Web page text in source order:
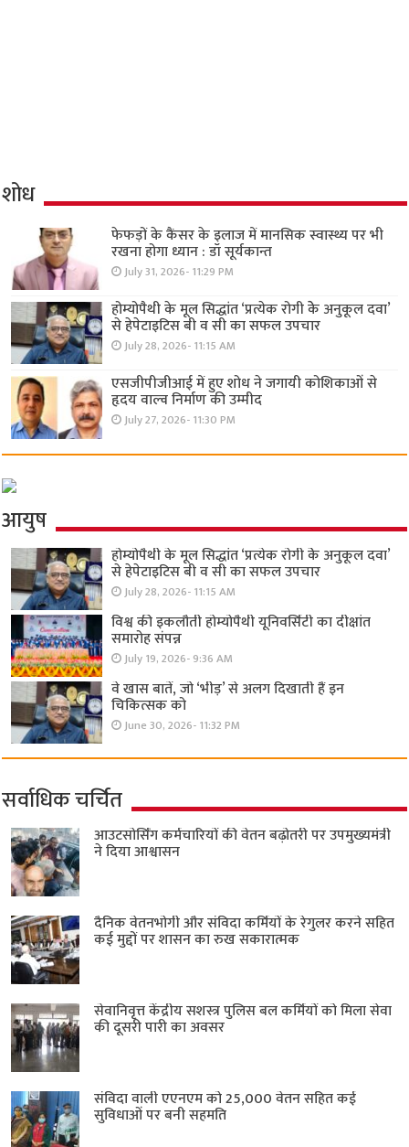
शोध
फेफड़ों के कैंसर के इलाज में मानसिक स्वास्थ्य पर भी
रखना होगा ध्यान : डॉ सूर्यकान्त
July 31, 2026- 11:29 PM
होम्योपैथी के मूल सिद्धांत ‘प्रत्येक रोगी केे अनुकूल दवा’
से हेपेटाइटिस बी व सी का सफल उपचार
July 28, 2026- 11:15 AM
एसजीपीजीआई में हुए शोध ने जगायी कोशिकाओं से
हृदय वाल्व निर्माण की उम्मीद
July 27, 2026- 11:30 PM
आयुष
होम्योपैथी के मूल सिद्धांत ‘प्रत्येक रोगी केे अनुकूल दवा’
से हेपेटाइटिस बी व सी का सफल उपचार
July 28, 2026- 11:15 AM
विश्व की इकलौती होम्योपैथी यूनिवर्सिटी का दीक्षांत
समारोह संपन्न
July 19, 2026- 9:36 AM
वे खास बातें, जो ‘भीड़’ से अलग दिखाती हैं इन
चिकित्सक को
June 30, 2026- 11:32 PM
सर्वाधिक चर्चित
आउटसोर्सिंग कर्मचारियों की वेतन बढ़ोतरी पर उपमुख्यमंत्री
ने दिया आश्वासन
दैनिक वेतनभोगी और संविदा कर्मियों के रेगुलर करने सहित
कई मुद्दों पर शासन का रुख सकारात्मक
सेवानिवृत्त केंद्रीय सशस्त्र पुलिस बल ​कर्मियों को मिला सेवा
की दूसरी पारी का अवसर
संविदा वाली एएनएम को 25,000 वेतन सहित कई
सुविधाओं पर बनी सहमति